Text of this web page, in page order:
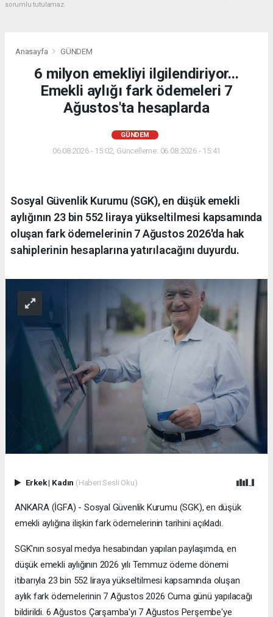
sorumlu tutulamaz.
Anasayfa GÜNDEM
6 milyon emekliyi ilgilendiriyor...
Emekli aylığı fark ödemeleri 7
Ağustos'ta hesaplarda
GÜNDEM
06.08.2026 - 15:02, Güncelleme: 06.08.2026 - 15:41
Sosyal Güvenlik Kurumu (SGK), en düşük emekli
aylığının 23 bin 552 liraya yükseltilmesi kapsamında
oluşan fark ödemelerinin 7 Ağustos 2026'da hak
sahiplerinin hesaplarına yatırılacağını duyurdu.
Erkek| Kadın (Haberi Sesli Oku)
ANKARA (İGFA) - Sosyal Güvenlik Kurumu (SGK), en düşük
emekli aylığına ilişkin fark ödemelerinin tarihini açıkladı.
SGK'nın sosyal medya hesabından yapılan paylaşımda, en
düşük emekli aylığının 2026 yılı Temmuz ödeme dönemi
itibarıyla 23 bin 552 liraya yükseltilmesi kapsamında oluşan
aylık fark ödemelerinin 7 Ağustos 2026 Cuma günü yapılacağı
bildirildi. 6 Ağustos Çarşamba'yı 7 Ağustos Perşembe'ye